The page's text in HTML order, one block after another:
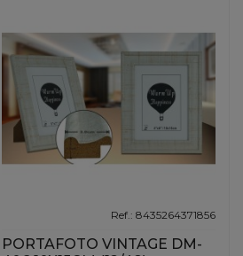
Ref.: 8435264371856
PORTAFOTO VINTAGE DM-